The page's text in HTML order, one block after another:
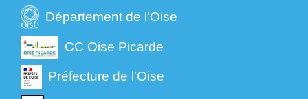
Département de l'Oise
CC Oise Picarde
Préfecture de l'Oise